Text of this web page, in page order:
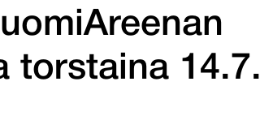
torstaina 14.7.